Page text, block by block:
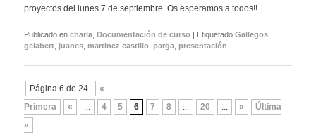
proyectos del lunes 7 de septiembre. Os esperamos a todos!!
Publicado en charla ,Documentación de curso | Etiquetado Gallegos
gelabert juanes ,martinez castillo ,parga ,presentación
Navegador
de
artículos
Página 6 de 24
«
Primera
« ... 4 5 6 7 8 ... 20 ... »
Última
»